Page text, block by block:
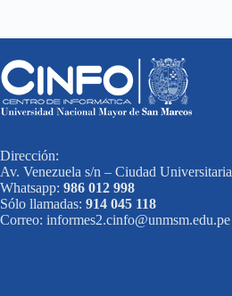
Dirección:
Av. Venezuela s/n – Ciudad Universitaria
Whatsapp: 986 012 998
Sólo llamadas: 914 045 118
Correo: informes2.cinfo@unmsm.edu.pe